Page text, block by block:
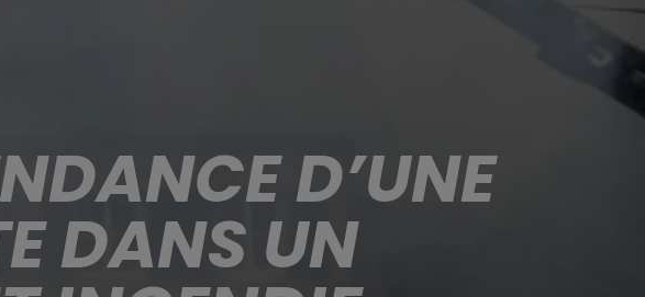
D’UNE
DANS UN